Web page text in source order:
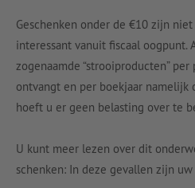
Geschenken onder de €10 zijn
interessant vanuit fiscaal oogpunt.
zogenaamde “strooiproducten”
ontvangt en per boekjaar namelijk
hoeft u er geen belasting over te
U kunt meer lezen over dit
schenken: In deze gevallen zijn